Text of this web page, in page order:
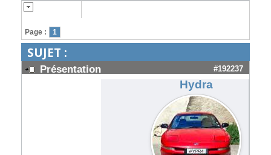
Page : 1
SUJET :
Présentation #192237
Hydra